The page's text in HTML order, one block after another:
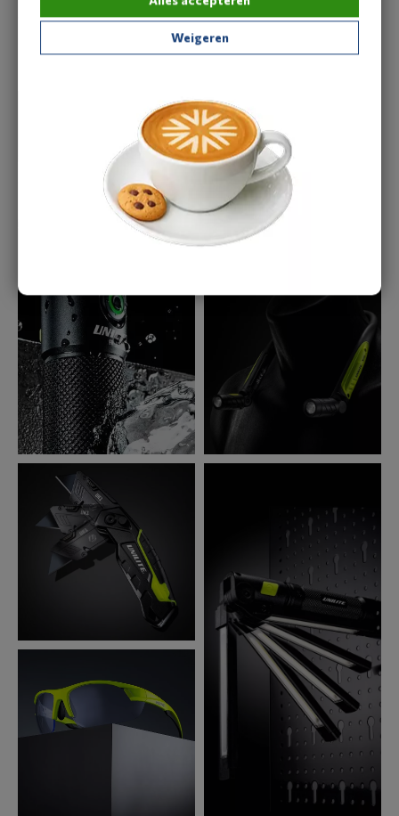
voor stuk ontworpen voor installateurs die geen genoegen
Weigeren